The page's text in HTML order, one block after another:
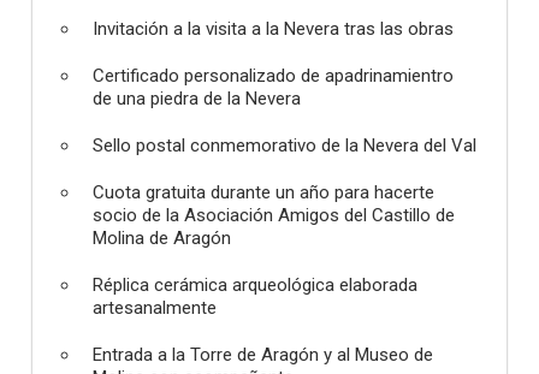
Invitación a la visita a la Nevera tras las obras
Certificado personalizado de apadrinamientro
de una piedra de la Nevera
Sello postal conmemorativo de la Nevera del Val
Cuota gratuita durante un año para hacerte
socio de la Asociación Amigos del Castillo de
Molina de Aragón
Réplica cerámica arqueológica elaborada
artesanalmente
Entrada a la Torre de Aragón y al Museo de